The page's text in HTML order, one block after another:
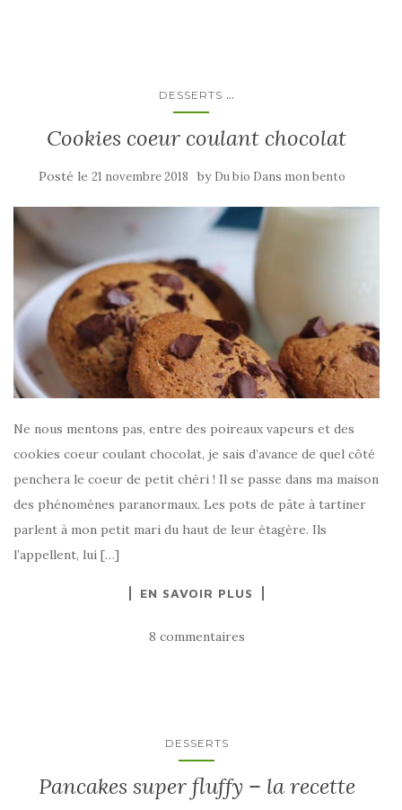
DESSERTS ...
Cookies coeur coulant chocolat
Posté le 21 novembre 2018 by Du bio Dans mon bento
Ne nous mentons pas, entre des poireaux vapeurs et des
cookies coeur coulant chocolat, je sais d’avance de quel côté
penchera le coeur de petit chéri ! Il se passe dans ma maison
des phénomènes paranormaux. Les pots de pâte à tartiner
parlent à mon petit mari du haut de leur étagère. Ils
l’appellent, lui […]
EN SAVOIR PLUS
8 commentaires
DESSERTS
Pancakes super fluffy – la recette